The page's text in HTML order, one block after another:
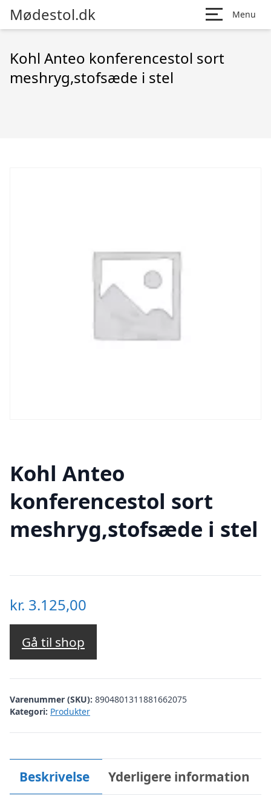
Mødestol.dk Menu
Kohl Anteo konferencestol sort
meshryg,stofsæde i stel
Kohl Anteo
konferencestol sort
meshryg,stofsæde i stel
kr. 3.125,00
Gå til shop
Varenummer (SKU): 8904801311881662075
Kategori: Produkter
Beskrivelse Yderligere information